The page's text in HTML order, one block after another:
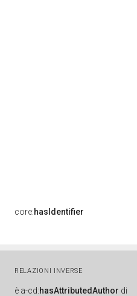
core:hasIdentifier
RELAZIONI INVERSE
è a-cd:hasAttributedAuthor di